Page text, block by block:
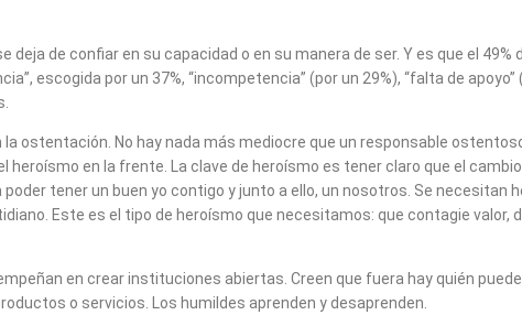
de confiar en su capacidad o en su manera de ser. Y es que el
escogida por un 37%, “incompetencia” (por un 29%), “falta de
ostentación. No hay nada más mediocre que un responsable
heroísmo en la frente. La clave de heroísmo es tener claro que el
tener un buen yo contigo y junto a ello, un nosotros. Se necesitan
Este es el tipo de heroísmo que necesitamos: que contagie valor,
en crear instituciones abiertas. Creen que fuera hay quién
o servicios. Los humildes aprenden y desaprenden.